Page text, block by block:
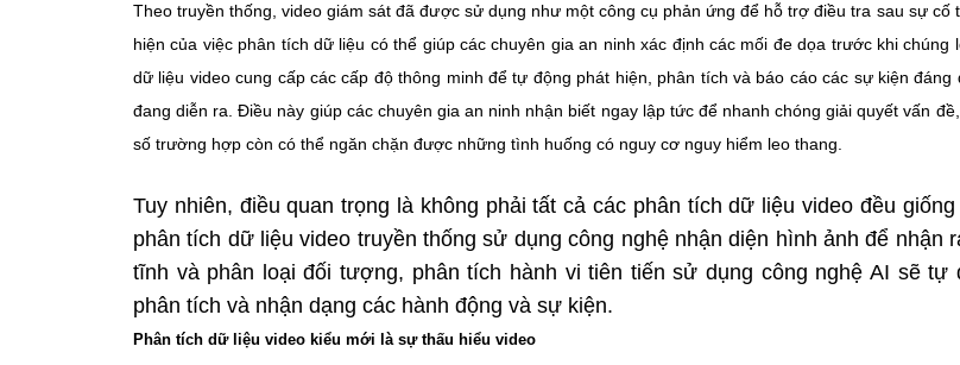
Theo truyền thống, video giám sát đã được sử dụng như một công cụ phản ứng để hỗ trợ điều tra sau sự cố
hiện của việc phân tích dữ liệu có thể giúp các chuyên gia an ninh xác định các mối đe dọa trước khi chúng
dữ liệu video cung cấp các cấp độ thông minh để tự động phát hiện, phân tích và báo cáo các sự kiện đáng
đang diễn ra. Điều này giúp các chuyên gia an ninh nhận biết ngay lập tức để nhanh chóng giải quyết vấn
số trường hợp còn có thể ngăn chặn được những tình huống có nguy cơ nguy hiểm leo thang.
Tuy nhiên, điều quan trọng là không phải tất cả các phân tích dữ liệu video đều
phân tích dữ liệu video truyền thống sử dụng công nghệ nhận diện hình ảnh để nhận
tĩnh và phân loại đối tượng, phân tích hành vi tiên tiến sử dụng công nghệ AI sẽ tự
phân tích và nhận dạng các hành động và sự kiện.
Phân tích dữ liệu video kiểu mới là sự thấu hiểu video